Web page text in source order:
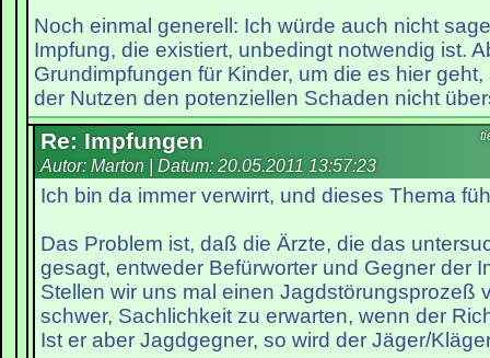
Noch einmal generell: Ich würde auch nicht
Impfung, die existiert, unbedingt notwendig ist.
Grundimpfungen für Kinder, um die es hier
der Nutzen den potenziellen Schaden nicht
Re: Impfungen
Autor: Marton | Datum: 20.05.2011 13:57:23
Ich bin da immer verwirrt, und dieses Thema
Das Problem ist, daß die Ärzte, die das
gesagt, entweder Befürworter und Gegner der
Stellen wir uns mal einen Jagdstörungsprozeß
schwer, Sachlichkeit zu erwarten, wenn der
Ist er aber Jagdgegner, so wird der Jäger/